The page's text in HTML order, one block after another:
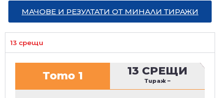
МАЧОВЕ И РЕЗУЛТАТИ ОТ МИНАЛИ ТИРАЖИ
13 срещи
Тото 1 13 СРЕЩИ
Тираж –